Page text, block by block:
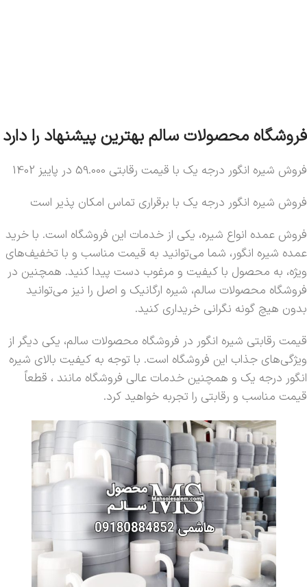
فروشگاه محصولات سالم بهترین پیشنهاد را دارد
فروش شیره انگور درجه یک با قیمت رقابتی 59.000 در پاییز 1402
فروش شیره انگور درجه یک با برقراری تماس امکان پذیر است
فروش عمده انواع شیره، یکی از خدمات این فروشگاه است. با خرید
عمده شیره انگور، شما می‌توانید به قیمت مناسب و با تخفیف‌های
ویژه، به محصول با کیفیت و مرغوب دست پیدا کنید. همچنین در
فروشگاه محصولات سالم، شیره ارگانیک و اصل را نیز می‌توانید
بدون هیچ گونه نگرانی خریداری کنید.
قیمت رقابتی شیره انگور در فروشگاه محصولات سالم، یکی دیگر از
ویژگی‌های جذاب این فروشگاه است. با توجه به کیفیت بالای شیره
انگور درجه یک و همچنین خدمات عالی فروشگاه مانند ، قطعاً
قیمت مناسب و رقابتی را تجربه خواهید کرد.